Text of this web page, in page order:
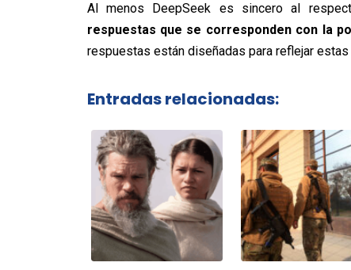
Al menos DeepSeek es sincero al
respuestas que se corresponden con la
respuestas están diseñadas para reflejar
Entradas relacionadas: